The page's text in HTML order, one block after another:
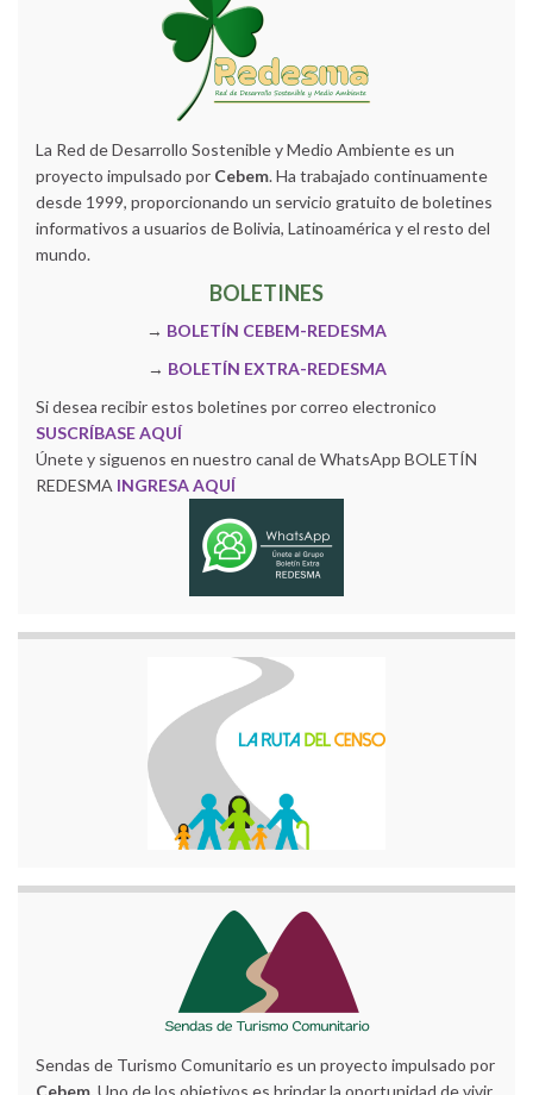
La Red de Desarrollo Sostenible y Medio Ambiente es un
proyecto impulsado por Cebem. Ha trabajado continuamente
desde 1999, proporcionando un servicio gratuito de boletines
informativos a usuarios de Bolivia, Latinoamérica y el resto del
mundo.
BOLETINES
→ BOLETÍN CEBEM-REDESMA
→ BOLETÍN EXTRA-REDESMA
Si desea recibir estos boletines por correo electronico
SUSCRÍBASE AQUÍ
Únete y siguenos en nuestro canal de WhatsApp BOLETÍN
REDESMA INGRESA AQUÍ
Sendas de Turismo Comunitario es un proyecto impulsado por
Cebem. Uno de los objetivos es brindar la oportunidad de vivir